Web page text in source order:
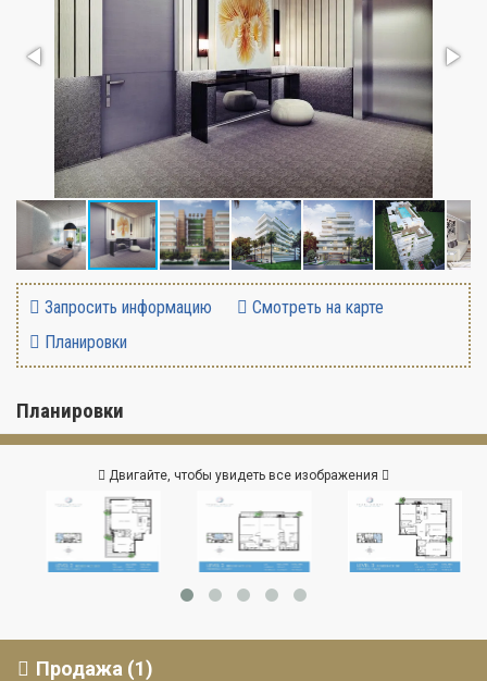
Запросить информацию
Смотреть на карте
Планировки
Планировки
Двигайте, чтобы увидеть все изображения
Продажа (1)